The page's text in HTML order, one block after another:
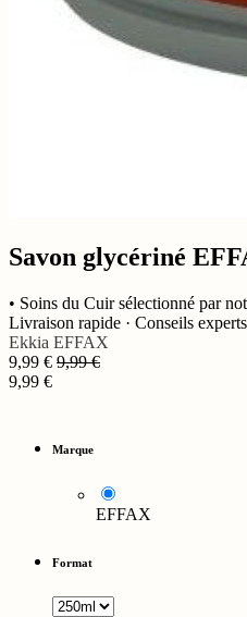
Savon glycériné
• Soins du Cuir sélectionné par
Livraison rapide · Conseils
Ekkia EFFAX
9,99 € 9,99€
9,99 €
Marque
EFFAX
Format